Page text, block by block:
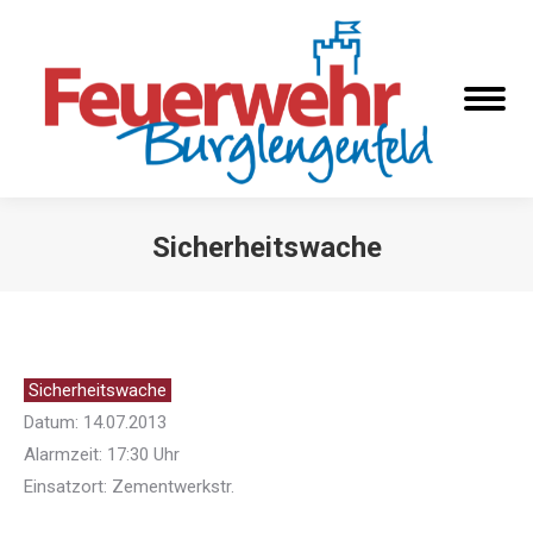
Sicherheitswache
Sicherheitswache
Datum: 14.07.2013
Alarmzeit: 17:30 Uhr
Einsatzort: Zementwerkstr.